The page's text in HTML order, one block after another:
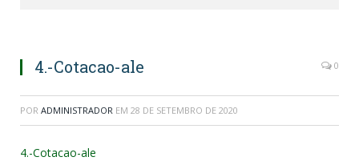
4.-Cotacao-ale 0
POR ADMINISTRADOR EM 28 DE SETEMBRO DE 2020
4.-Cotacao-ale